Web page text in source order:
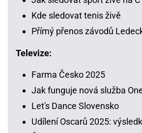
Kde sledovat tenis živě
Přímý přenos závodů
Televize:
Farma Česko 2025
Jak funguje nová služba
Let's Dance Slovensko
Udílení Oscarů 2025: